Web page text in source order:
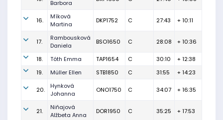
Barbora
16.
Míková
Martina
DKP1752 C 27:43 + 10:11
17.
Rambousková
Daniela
BSO1650 C 28:08 + 10:36
18. Tóth Emma TAP1654 C 30:10
+ 12:38
19.
Müller Ellen STB1850 C 31:55 + 14:23
20.
Hynková
Johanna
ONO1750 C 34:07 + 16:35
21.
Niňajová
Alžbeta Anna
DOR1950 C 35:25 + 17:53